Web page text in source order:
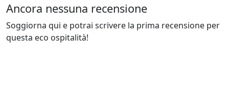
Ancora nessuna recensione
Soggiorna qui e potrai scrivere la prima recensione per
questa eco ospitalità!